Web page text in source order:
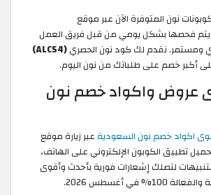
نون المتوفرة الآن عبر موقع
فحصها بشكل يومي من قبل فريق العمل
ومستمر. نقدم لك كود نون الحصري(ALC54)
أكبر خصم على طلباتك من نون اليوم.
عروض واكواد خصم نون
اكواد خصم نون السعوديةعبر زيارة موقع
تطبيق الكوبون الإلكتروني على الهاتف،
لتصلك إشعارات فورية بأحدث وأقوى